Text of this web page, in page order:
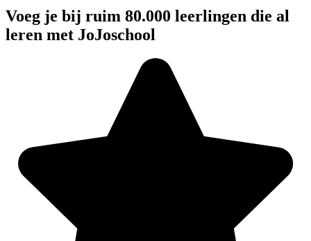
Voeg je bij ruim 80.000 leerlingen die al
leren met JoJoschool